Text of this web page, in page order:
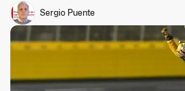
Sergio Puente